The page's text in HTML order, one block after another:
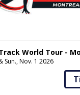
World Tour -
Sun., Nov. 1 2026